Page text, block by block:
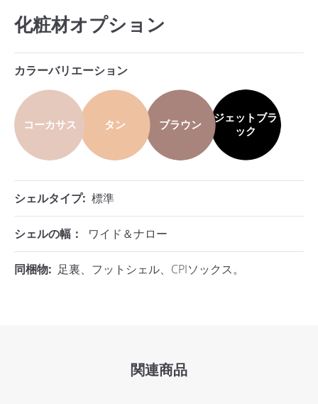
化粧材オプション
カラーバリエーション
コーカサス タン ブラウン
ジェットブラ
ック
シェルタイプ: 標準
シェルの幅： ワイド＆ナロー
同梱物: 足裏、フットシェル、CPIソックス。
関連商品